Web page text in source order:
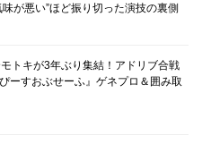
が悪い”ほど振り切った演技の裏側
トキが3年ぶり集結！アドリブ合戦
ーすおぶせーふ』ゲネプロ＆囲み取